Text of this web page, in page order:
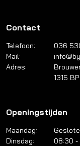
Contact
Telefoon:
036
Mail:
Adres:
1315
Openingstijden
Maandag:
Dinsdag:
08:30 -